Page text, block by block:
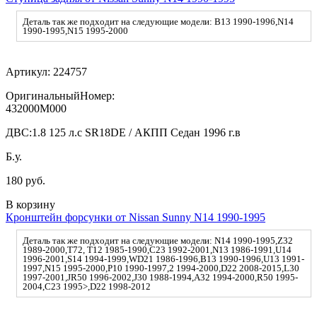
Деталь так же подходит на следующие модели: B13 1990-1996,N14
1990-1995,N15 1995-2000
Артикул: 224757
ОригинальныйНомер:
432000M000
ДВС:1.8 125 л.с SR18DE / АКПП Седан 1996 г.в
Б.у.
180 руб.
В корзину
Кронштейн форсунки от Nissan Sunny N14 1990-1995
Деталь так же подходит на следующие модели: N14 1990-1995,Z32
1989-2000,T72, T12 1985-1990,C23 1992-2001,N13 1986-1991,U14
1996-2001,S14 1994-1999,WD21 1986-1996,B13 1990-1996,U13 1991-
1997,N15 1995-2000,P10 1990-1997,2 1994-2000,D22 2008-2015,L30
1997-2001,JR50 1996-2002,J30 1988-1994,A32 1994-2000,R50 1995-
2004,C23 1995>,D22 1998-2012